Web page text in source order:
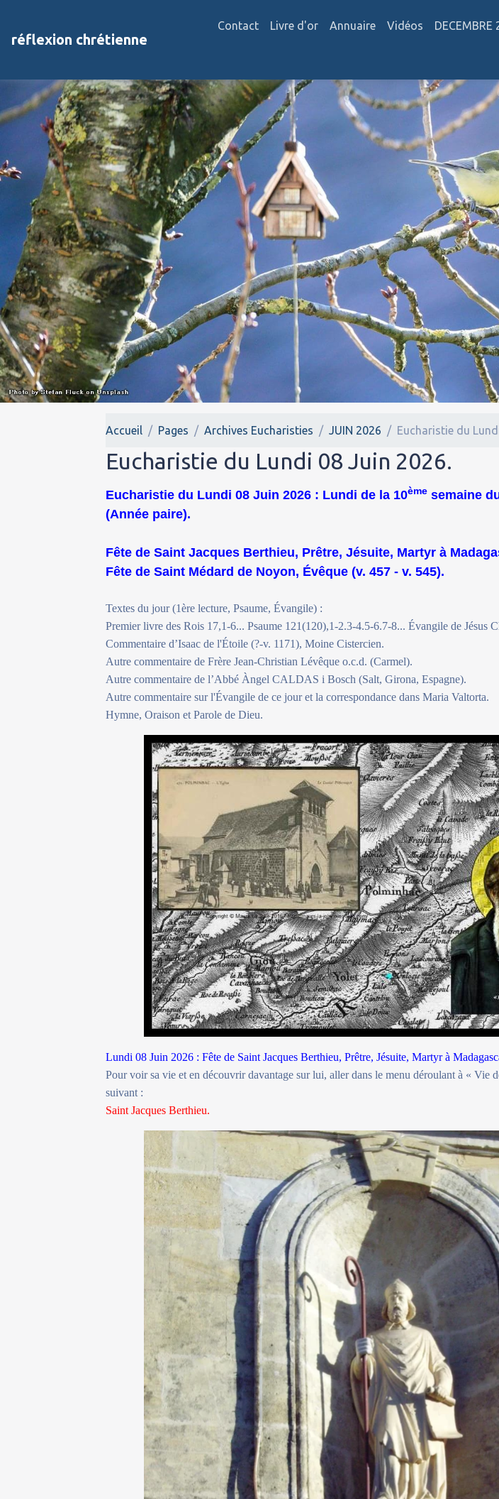
réflexion chrétienne
Contact Livre d'or Annuaire Vidéos DECEMBRE
Accueil Pages Archives Eucharisties JUIN 2026 Eucharistie du
Eucharistie du Lundi 08 Juin 2026.
Eucharistie du Lundi 08 Juin 2026 : Lundi de la 10ème semaine
(Année paire).
Fête de Saint Jacques Berthieu, Prêtre, Jésuite, Martyr à
Fête de Saint Médard de Noyon, Évêque (v. 457 - v. 545).
Textes du jour (1ère lecture, Psaume, Évangile) :
Premier livre des Rois 17,1-6... Psaume 121(120),1-2.3-4.5-6.7-8... Évangile de Jésus
Commentaire d’Isaac de l'Étoile (?-v. 1171), Moine Cistercien.
Autre commentaire de Frère Jean-Christian Lévêque o.c.d. (Carmel).
Autre commentaire de l’Abbé Àngel CALDAS i Bosch (Salt, Girona, Espagne).
Autre commentaire sur l'Évangile de ce jour et la correspondance dans Maria Valtorta.
Hymne, Oraison et Parole de Dieu.
Lundi 08 Juin 2026 : Fête de Saint Jacques Berthieu, Prêtre, Jésuite, Martyr à
Pour voir sa vie et en découvrir davantage sur lui, aller dans le menu déroulant à « Vie
suivant :
Saint Jacques Berthieu.